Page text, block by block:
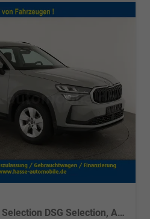
1.5 TSI mHEV 110 kW Selection DSG Selection, AHK, Navi, Side, Kamera, Winter, 4 J.- Garantie